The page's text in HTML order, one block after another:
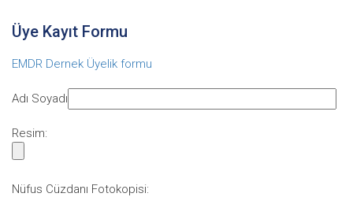
Üye Kayıt Formu
EMDR Dernek Üyelik formu
Adı Soyadı
Resim:
Nüfus Cüzdanı Fotokopisi: